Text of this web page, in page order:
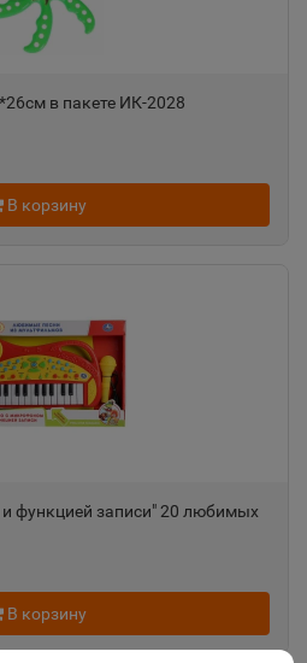
в пакете ИК-2028
В корзину
функцией записи" 20 любимых
В корзину